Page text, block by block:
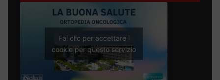
Fai clic per accettare i
cookie per questo servizio